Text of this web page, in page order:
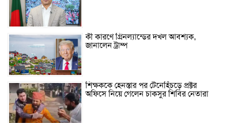
কী কারণে গ্রিনল্যান্ডের দখল আবশ্যক,
জানালেন ট্রাম্প
শিক্ষককে হেনস্তার পর টেনেহিঁচড়ে প্রক্টর
অফিসে নিয়ে গেলেন চাকসুর শিবির নেতারা